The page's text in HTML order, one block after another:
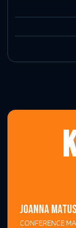
JOANNA
CONFERENCE